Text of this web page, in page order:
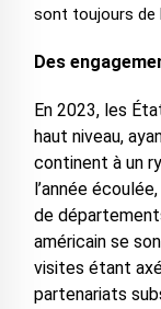
sont toujours de
Des
En 2023, les
haut niveau,
continent à un
l’année
de
américain se
visites étant
partenariats